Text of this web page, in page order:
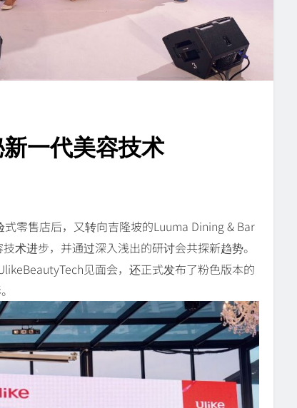
一代美容技术
零售店后，又转向吉隆坡的Luuma Dining & Bar
术进步，并通过深入浅出的研讨会共探新趋势。
见面会，还正式发布了粉色版本的